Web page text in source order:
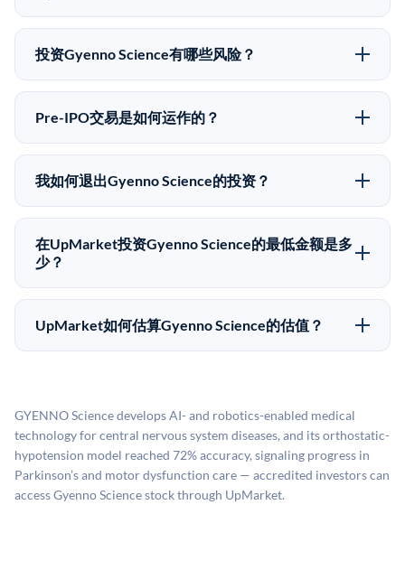
可以。合格投资者可以通过填写本页表单或在
upmarket.co创建账户来表达对Gyenno Science股份的投
额为50,000美元。UpMarket是FINRA注册的经纪交易
商，自2019年以来已经纪超过5亿美元的另类投资。
投资Gyenno Science有哪些风险？
Pre-IPO投资存在重大风险。Gyenno Science的股份流动
性低，意味着没有公开市场可以快速出售。不存在确定
者应做好可能全部损失的准备。私有公司的估值在融资
轮次之间可能大幅波动。投资者应在投资前咨询其财务
Pre-IPO交易是如何运作的？
在Pre-IPO交易中，合格投资者通过二级市场平台从现有
股东（如员工、早期投资者或其他持有人）处购买股
为FINRA注册的经纪交易商促成这些交易，代表双方处
理合规、文件和结算事宜。
我如何退出Gyenno Science的投资？
Pre-IPO持股主要有两种退出途径：在二级市场将股份出
售给其他买家，或持有直到公司完成IPO或被收购。两
种途径都受限于转让限制、公司批准（优先购买权）和
做好多年持有的准备。
在UpMarket投资Gyenno Science的最低金额是多
少？
UpMarket上大多数Pre-IPO产品的最低投资金额为
50,000美元。具体金额可能因产品和股份供应情况而有
UpMarket如何估算Gyenno Science的估值？
司可比倍数应用私有公司折扣，以反映流动性不足和信
息不对称。此估值不构成投资建议，可能与实际交易价
格存在重大差异。
GYENNO Science develops AI- and robotics-enabled medical
technology for central nervous system diseases, and its orthostatic-
hypotension model reached 72% accuracy, signaling progress in
Parkinson’s and motor dysfunction care — accredited investors can
access Gyenno Science stock through UpMarket.